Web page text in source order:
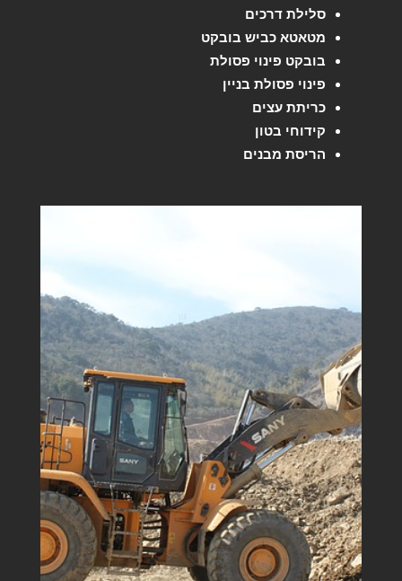
סלילת דרכים
מטאטא כביש בובקט
בובקט פינוי פסולת
פינוי פסולת בניין
כריתת עצים
קידוחי בטון
הריסת מבנים